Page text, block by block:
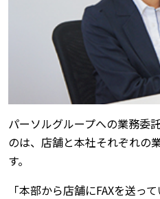
パーソルグループへの業務委
のは、店舗と本社それぞれの
す。
「本部から店舗にFAXを送っ